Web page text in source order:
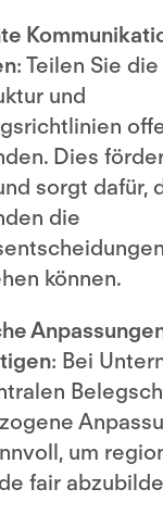
: Teilen Sie die
und
Dies
sorgt dafür,
die
können.
: Bei
um
fair